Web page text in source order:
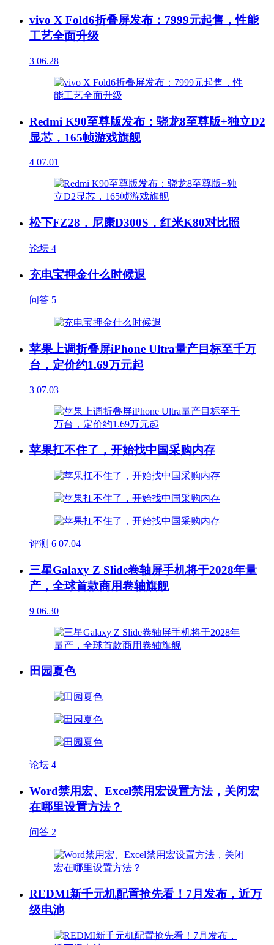
vivo X Fold6折叠屏发布：7999元起售，性能
工艺全面升级
3 06.28
Redmi K90至尊版发布：骁龙8至尊版+独立D2
显芯，165帧游戏旗舰
4 07.01
松下FZ28，尼康D300S，红米K80对比照
论坛 4
充电宝押金什么时候退
问答 5
苹果上调折叠屏iPhone Ultra量产目标至千万
台，定价约1.69万元起
3 07.03
苹果扛不住了，开始找中国采购内存
评测 6 07.04
三星Galaxy Z Slide卷轴屏手机将于2028年量
产，全球首款商用卷轴旗舰
9 06.30
田园夏色
论坛 4
Word禁用宏、Excel禁用宏设置方法，关闭宏
在哪里设置方法？
问答 2
REDMI新千元机配置抢先看！7月发布，近万
级电池